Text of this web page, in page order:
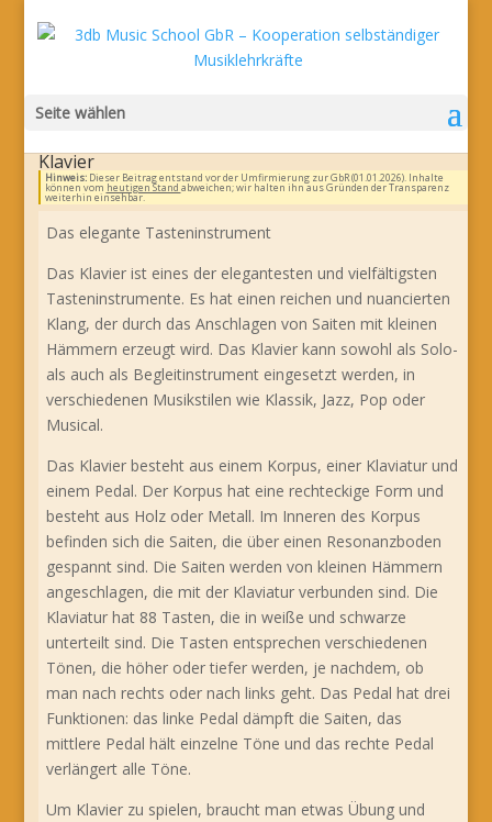
Seite wählen
Klavier
Hinweis:Dieser Beitrag entstand vor der Umfirmierung zur GbR (01.01.2026). Inhalte
können vom heutigen Stand abweichen; wir halten ihn aus Gründen der Transparenz
weiterhin einsehbar.
Das elegante Tasteninstrument
Das Klavier ist eines der elegantesten und vielfältigsten
Tasteninstrumente. Es hat einen reichen und nuancierten
Klang, der durch das Anschlagen von Saiten mit kleinen
Hämmern erzeugt wird. Das Klavier kann sowohl als Solo-
als auch als Begleitinstrument eingesetzt werden, in
verschiedenen Musikstilen wie Klassik, Jazz, Pop oder
Musical.
Das Klavier besteht aus einem Korpus, einer Klaviatur und
einem Pedal. Der Korpus hat eine rechteckige Form und
besteht aus Holz oder Metall. Im Inneren des Korpus
befinden sich die Saiten, die über einen Resonanzboden
gespannt sind. Die Saiten werden von kleinen Hämmern
angeschlagen, die mit der Klaviatur verbunden sind. Die
Klaviatur hat 88 Tasten, die in weiße und schwarze
unterteilt sind. Die Tasten entsprechen verschiedenen
Tönen, die höher oder tiefer werden, je nachdem, ob
man nach rechts oder nach links geht. Das Pedal hat drei
Funktionen: das linke Pedal dämpft die Saiten, das
mittlere Pedal hält einzelne Töne und das rechte Pedal
verlängert alle Töne.
Um Klavier zu spielen, braucht man etwas Übung und